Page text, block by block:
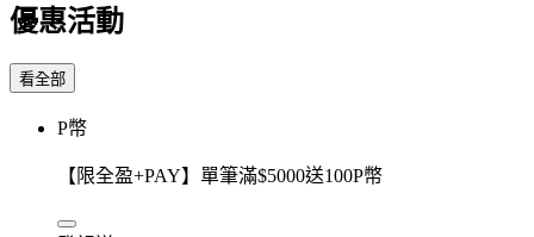
優惠活動
看全部
P幣
【限全盈+PAY】單筆滿$5000送100P幣